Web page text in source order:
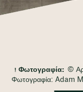
Φωτογραφία: ©
Φωτογραφία: Adam